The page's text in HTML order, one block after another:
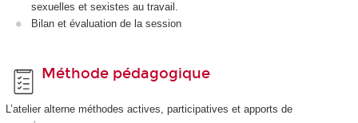
sexuelles et sexistes au travail.
Bilan et évaluation de la session
Méthode pédagogique
L’atelier alterne méthodes actives, participatives et apports de